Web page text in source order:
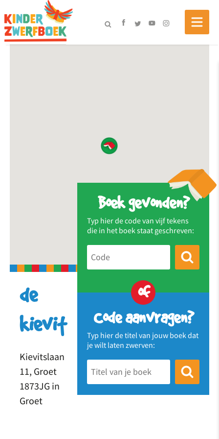
Boek gevonden?
Typ hier de code van vijf tekens
die in het boek staat geschreven:
of
Code aanvragen?
Typ hier de titel van jouw boek dat
je wilt laten zwerven:
de
kievit
Kievitslaan
11, Groet
1873JG in
Groet